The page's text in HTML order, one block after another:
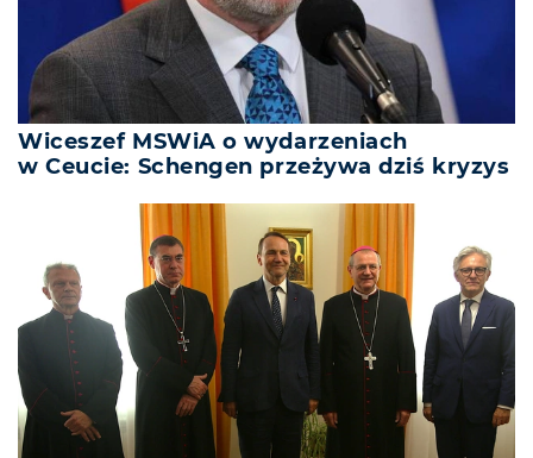
Wiceszef MSWiA o wydarzeniach
w Ceucie: Schengen przeżywa dziś kryzys